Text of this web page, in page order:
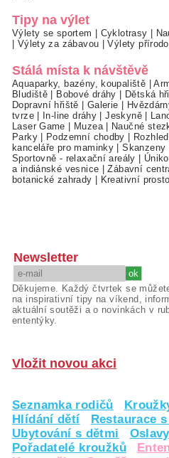
Tipy na výlet
Výlety se sportem Cyklotrasy
Výlety za zábavou |Výlety
Stálá místa k návštěvě
Aquaparky, bazény, koupaliště |
Bludiště
Bobové dráhy Dětská
Dopravní hřiště
Galerie
tvrze| In-line dráhy |Jeskyně|
Laser Game
Muzea| Naučné
Parky| Podzemní chodby
kanceláře pro maminky |Skanzeny
Sportovně - relaxační areály
a indiánské vesnice |Zábavní
botanické zahrady
Kreativní
Newsletter
Děkujeme. Každý čtvrtek se
na inspirativní tipy na víkend,
aktuální soutěži a o novinkách v
ententýky.
Vložit novou akci
Seznamka rodičů
Hlídání dětí
Restaurace
Ubytování s dětmi
Pořadatelé kroužků